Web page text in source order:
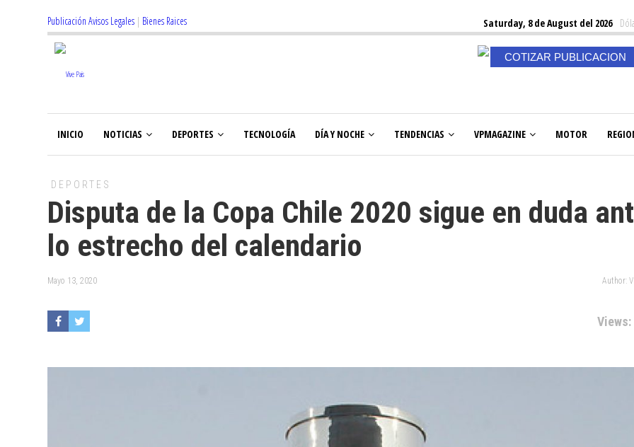
Publicación Avisos Legales | Bienes Raices Saturday, 8 de August del 2026
COTIZAR PUBLICACION
INICIO NOTICIAS DEPORTES TECNOLOGÍA DÍA Y NOCHE TENDENCIAS VPMAGAZINE MOTOR
DEPORTES
Disputa de la Copa Chile 2020 sigue en duda
lo estrecho del calendario
Mayo 13, 2020 Author:
Views: